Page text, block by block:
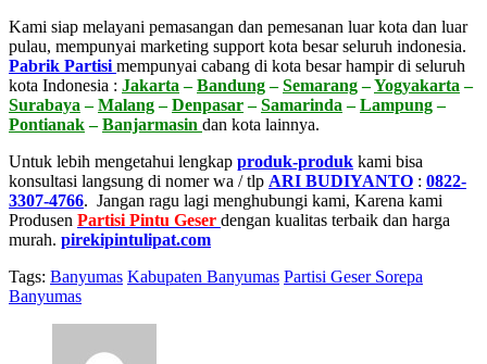
Kami siap melayani pemasangan dan pemesanan luar kota dan luar
pulau, mempunyai marketing support kota besar seluruh indonesia.
Pabrik Partisi mempunyai cabang di kota besar hampir di seluruh
kota Indonesia : Jakarta –Bandung–Semarang–Yogyakarta –
Surabaya –Malang–Denpasar–Samarinda –Lampung–
Pontianak–Banjarmasin dan kota lainnya.
Untuk lebih mengetahui lengkap produk-produk kami bisa
konsultasi langsung di nomer wa / tlp ARI BUDIYANTO : 0822-
3307-4766. Jangan ragu lagi menghubungi kami, Karena kami
Produsen Partisi Pintu Geser dengan kualitas terbaik dan harga
murah. pirekipintulipat.com
Tags: Banyumas Kabupaten Banyumas Partisi Geser Sorepa
Banyumas